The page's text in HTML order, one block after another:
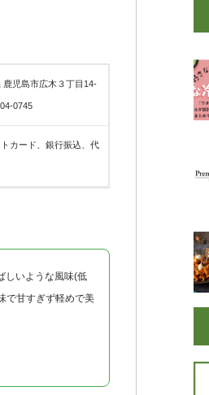
鹿児島市広木３丁目14-
0745
カード、銀行振込、代
しいような風味(低
で甘すぎず軽めで美